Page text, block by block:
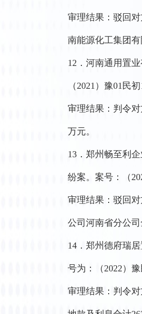
审理结果：驳回
南能源化工集团
12．河南通用置
（2021）豫01民
审理结果：判令
万元。
13．郑州畅至利
纷案。案号：（
审理结果：驳回
公司河南省分公司
14．郑州德府瑞
号为：（2022）
审理结果：判令